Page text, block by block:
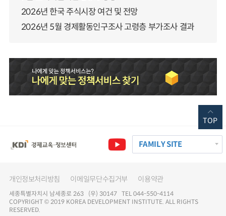
2026년 한국 주식시장 여건 및 전망
2026년 5월 경제활동인구조사 고령층 부가조사 결과
FAMILY SITE
개인정보처리방침 이메일무단수집거부 이용약관
세종특별자치시 남세종로 263 (우) 30147 TEL 044-550-4114
COPYRIGHT © 2019 KOREA DEVELOPMENT INSTITUTE. ALL RIGHTS
RESERVED.
TOP